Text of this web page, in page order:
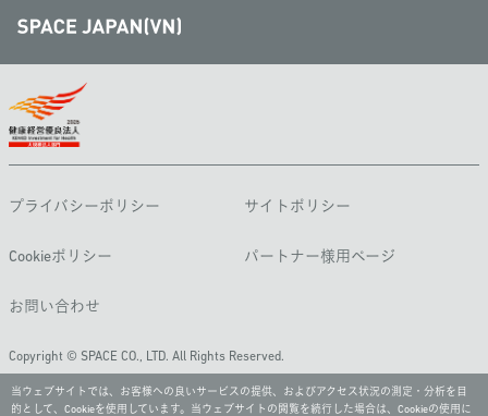
プライバシーポリシー サイトポリシー
Cookieポリシー パートナー様用ページ
お問い合わせ
Copyright © SPACE CO., LTD. All Rights Reserved.
当ウェブサイトでは、お客様への良いサービスの提供、およびアクセス状況の測定・分析を目
的として、Cookieを使用しています。当ウェブサイトの閲覧を続行した場合は、Cookieの使用に